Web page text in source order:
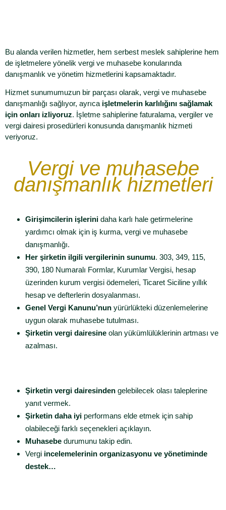
Bu alanda verilen hizmetler, hem serbest meslek sahiplerine hem
de işletmelere yönelik vergi ve muhasebe konularında
danışmanlık ve yönetim hizmetlerini kapsamaktadır.
Hizmet sunumumuzun bir parçası olarak, vergi ve muhasebe
danışmanlığı sağlıyor, ayrıca işletmelerin karlılığını sağlamak
için onları izliyoruz. İşletme sahiplerine faturalama, vergiler ve
vergi dairesi prosedürleri konusunda danışmanlık hizmeti
veriyoruz.
Vergi ve muhasebe
danışmanlık hizmetleri
Girişimcilerin işlerini daha karlı hale getirmelerine
yardımcı olmak için iş kurma, vergi ve muhasebe
danışmanlığı.
Her şirketin ilgili vergilerinin sunumu. 303, 349, 115,
390, 180 Numaralı Formlar, Kurumlar Vergisi, hesap
üzerinden kurum vergisi ödemeleri, Ticaret Siciline yıllık
hesap ve defterlerin dosyalanması.
Genel Vergi Kanunu’nun yürürlükteki düzenlemelerine
uygun olarak muhasebe tutulması.
Şirketin vergi dairesine olan yükümlülüklerinin artması ve
azalması.
Şirketin vergi dairesinden gelebilecek olası taleplerine
yanıt vermek.
Şirketin daha iyi performans elde etmek için sahip
olabileceği farklı seçenekleri açıklayın.
Muhasebe durumunu takip edin.
Vergi incelemelerinin organizasyonu ve yönetiminde
destek…